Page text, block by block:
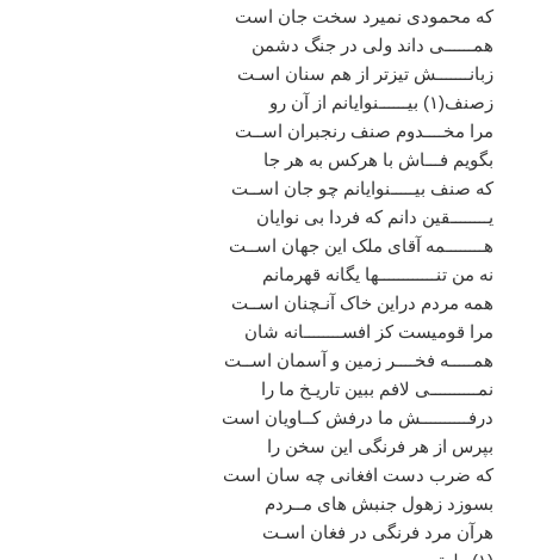
که محمودی نمیرد سخت جان است
همــــــی داند ولی در جنگ دشمن
زبانـــــــش تیزتر از هم سنان اسـت
زصنف(۱) بیــــــنوایانم از آن رو
مرا مخــــدوم صنف رنجبران اســت
بگویم فـــاش با هرکس به هر جا
که صنف بیـــــنوایانم چو جان اســت
یــــــــقین دانم که فردا بی نوایان
هــــــــمه آقای ملک این جهان اســت
نه من تنــــــــــــها یگانه قهرمانم
همه مردم دراین خاک آنـچنان اســت
مرا قومیست کز افســــــــانه شان
همـــــه فخــــر زمین و آسمان اســت
نمــــــــــی لافم ببین تاریـخ ما را
درفــــــــــش ما درفش کــاویان است
بپرس از هر فرنگی این سخن را
که ضرب دست افغانی چه سان است
بسوزد زهول جنبش های مــردم
هرآن مرد فرنگی در فغان اسـت